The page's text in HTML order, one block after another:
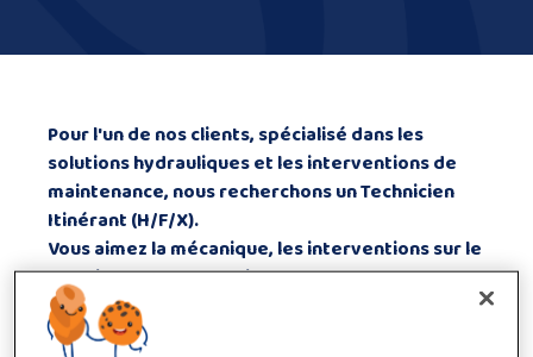
Pour l'un de nos clients, spécialisé dans les
solutions hydrauliques et les interventions de
maintenance, nous recherchons un Technicien
Itinérant (H/F/X).
Vous aimez la mécanique, les interventions sur le
terrain et le contact client ?
Vous recherchez un métier concret où aucune
journée ne se ressemble ?